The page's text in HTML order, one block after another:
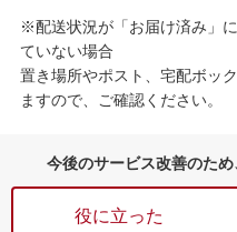
※配送状況が「お届け済み」
ていない場合
置き場所やポスト、宅配ボッ
ますので、ご確認ください。
今後のサービス改善のた
役に立った